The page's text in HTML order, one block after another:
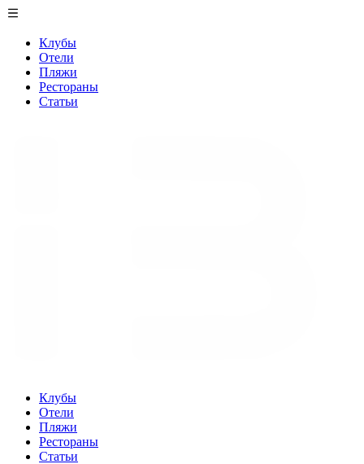
Клубы
Отели
Пляжи
Рестораны
Статьи
Клубы
Отели
Пляжи
Рестораны
Статьи